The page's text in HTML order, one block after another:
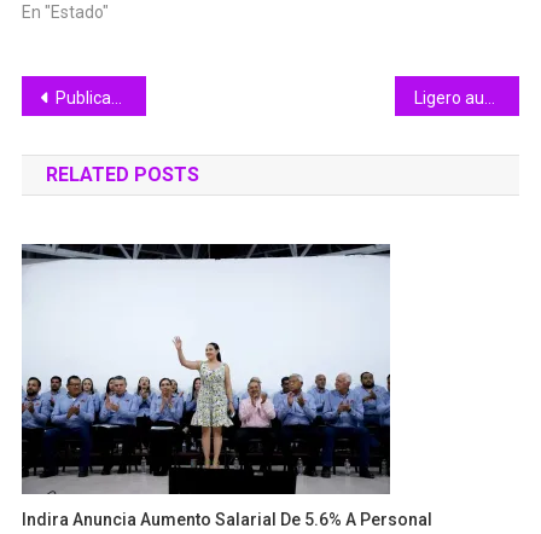
En "Estado"
Navegación
de
entradas
Publican en revista internacional, investigación hecha en Tecnológico de Colima
RELATED POSTS
Indira Anuncia Aumento Salarial De 5.6% A Personal